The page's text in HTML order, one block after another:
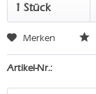
Merken
Artikel-Nr.: